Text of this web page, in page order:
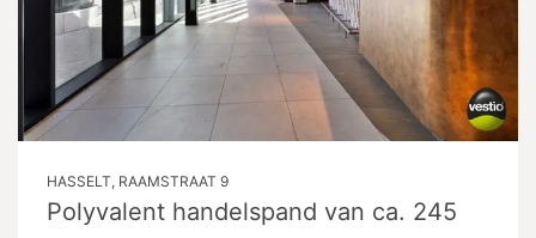
HASSELT, RAAMSTRAAT 9
Polyvalent handelspand van ca. 245